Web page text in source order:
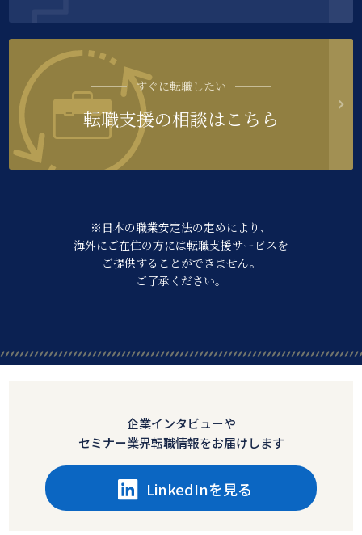
すぐに転職したい
転職支援の相談はこちら
※日本の職業安定法の定めにより、
海外にご在住の方には転職支援サービスを
ご提供することができません。
ご了承ください。
企業インタビューや
セミナー業界転職情報をお届けします
LinkedInを見る